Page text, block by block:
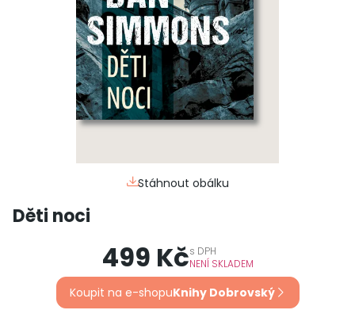
Stáhnout obálku
Děti noci
499 Kčs DPH
NENÍ SKLADEM
Koupit na e-shopuKnihy Dobrovský